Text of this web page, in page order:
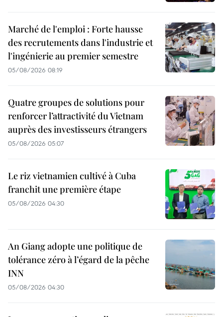
Marché de l'emploi : Forte hausse
des recrutements dans l'industrie et
l'ingénierie au premier semestre
05/08/2026 08:19
Quatre groupes de solutions pour
renforcer l’attractivité du Vietnam
auprès des investisseurs étrangers
05/08/2026 05:07
Le riz vietnamien cultivé à Cuba
franchit une première étape
05/08/2026 04:30
An Giang adopte une politique de
tolérance zéro à l’égard de la pêche
INN
05/08/2026 04:30